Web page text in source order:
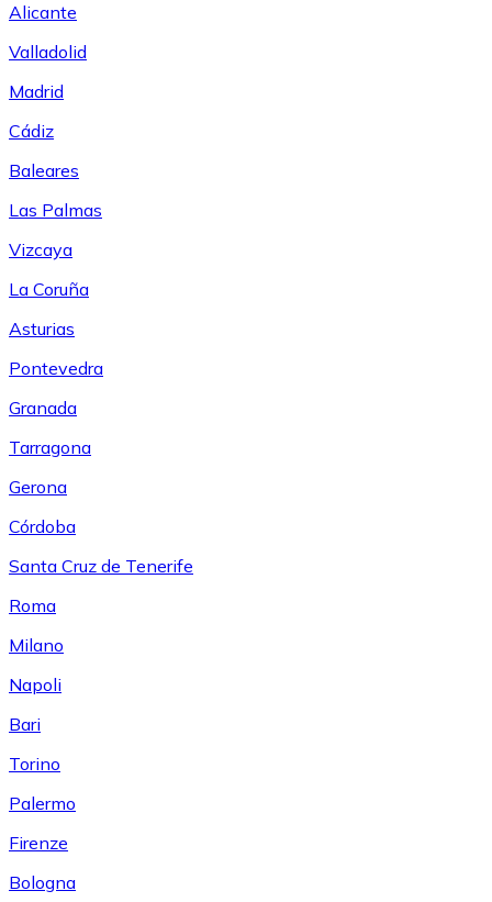
Alicante
Valladolid
Madrid
Cádiz
Baleares
Las Palmas
Vizcaya
La Coruña
Asturias
Pontevedra
Granada
Tarragona
Gerona
Córdoba
Santa Cruz de Tenerife
Roma
Milano
Napoli
Bari
Torino
Palermo
Firenze
Bologna